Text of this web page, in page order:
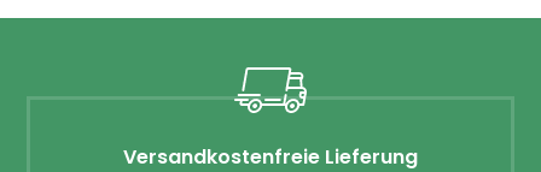
Versandkostenfreie Lieferung